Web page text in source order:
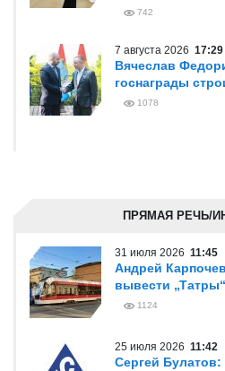
742
7 августа 2026 17:29
Вячеслав
госнаграды
1078
ПРЯМАЯ РЕЧЬ/
31 июля 2026 11:45
Андрей
вывести
1124
25 июля 2026 11:42
Сергей